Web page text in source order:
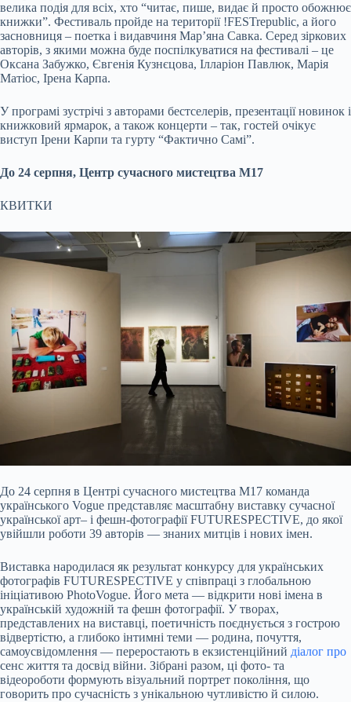
велика подія для всіх, хто “читає, пише, видає й просто обожнює
книжки”. Фестиваль пройде на території !FESTrepublic, а його
засновниця – поетка і видавчиня Мар’яна Савка. Cеред зіркових
авторів, з якими можна буде поспілкуватися на фестивалі – це
Оксана Забужко, Євгенія Кузнєцова, Ілларіон Павлюк, Марія
Матіос, Ірена Карпа.
У програмі зустрічі з авторами бестселерів, презентації новинок і
книжковий ярмарок, а також концерти – так, гостей очікує
виступ Ірени Карпи та гурту “Фактично Самі”.
До 24 серпня, Центр сучасного мистецтва М17
КВИТКИ
До 24 серпня в Центрі сучасного мистецтва М17 команда
українського Vogue представляє масштабну виставку сучасної
українськоїарт– і фешн-фотографіїFUTURESPECTIVE, до якої
увійшли роботи 39 авторів — знаних митців і нових імен.
Виставка народилася як результат конкурсу для українських
фотографів FUTURESPECTIVE у співпраці з глобальною
ініціативою PhotoVogue. Його мета — відкрити нові імена в
українській художній та фешн фотографії. У творах,
представлених на виставці, поетичність поєднується з гострою
відвертістю, а глибоко інтимні теми — родина, почуття,
самоусвідомлення — переростають в екзистенційний діалог про
сенс життя та досвід війни. Зібрані разом, ці фото- та
відеороботи формують візуальний портрет покоління, що
говорить про сучасність з унікальною чутливістю й силою.